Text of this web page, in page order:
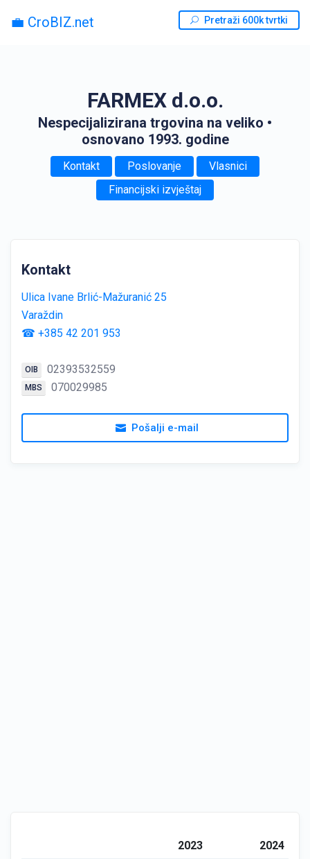
💼 CroBIZ.net Pretraži 600k tvrtki
FARMEX d.o.o.
Nespecijalizirana trgovina na veliko •
osnovano 1993. godine
Kontakt Poslovanje
Vlasnici
Financijski izvještaj
Kontakt
Ulica Ivane Brlić-Mažuranić 25
Varaždin
☎ +385 42 201 953
OIB 02393532559
MBS 070029985
Pošalji e-mail
2023
2024